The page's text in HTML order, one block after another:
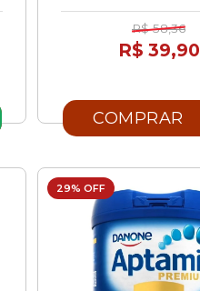
R$ 58,36
R$ 39,90
COMPRAR
29% OFF